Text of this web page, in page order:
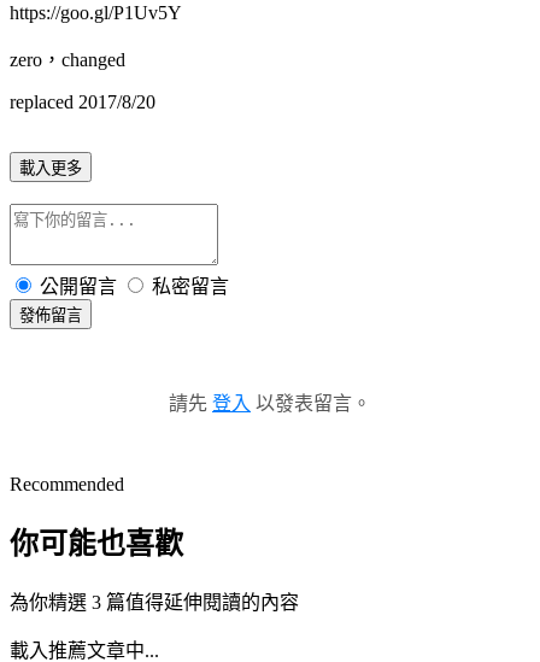
https://goo.gl/P1Uv5Y
zero，changed
replaced 2017/8/20
載入更多
公開留言 私密留言
發佈留言
請先 登入 以發表留言。
Recommended
你可能也喜歡
為你精選 3 篇值得延伸閱讀的內容
載入推薦文章中...